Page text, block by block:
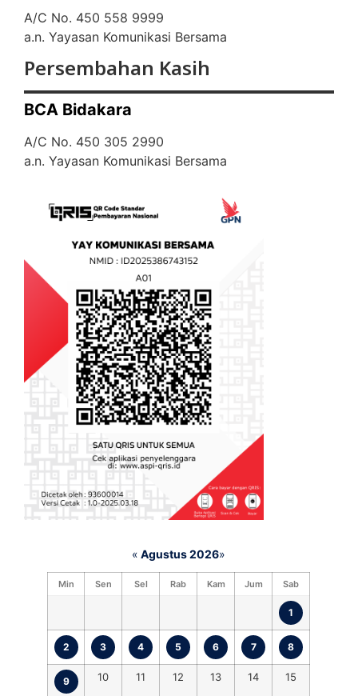
A/C No. 450 558 9999
a.n. Yayasan Komunikasi Bersama
Persembahan Kasih
BCA Bidakara
A/C No. 450 305 2990
a.n. Yayasan Komunikasi Bersama
« Agustus 2026»
Min Sen Sel Rab Kam Jum Sab
1
2 3 4 5 6 7 8
9 10 11 12 13 14 15